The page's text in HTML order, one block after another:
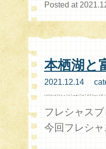
Posted at
本栖湖と
2021.12.14
フレシャス
今回フレシ